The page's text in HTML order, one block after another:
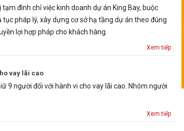
đình chỉ việc kinh doanh dự án King Bay, buộc
pháp lý, xây dựng cơ sở hạ tầng dự án theo đúng
lợi hợp pháp cho khách hàng.
Xem tiếp
vay lãi cao
9 người đối với hành vi cho vay lãi cao. Nhóm người
Xem tiếp